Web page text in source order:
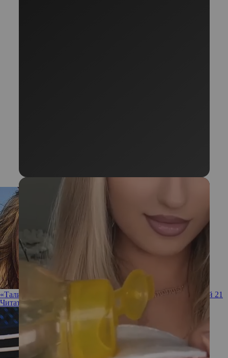
«Талия вышла из чата»: Настя Ивлеева показала фото, где ей 21
Читать полностью